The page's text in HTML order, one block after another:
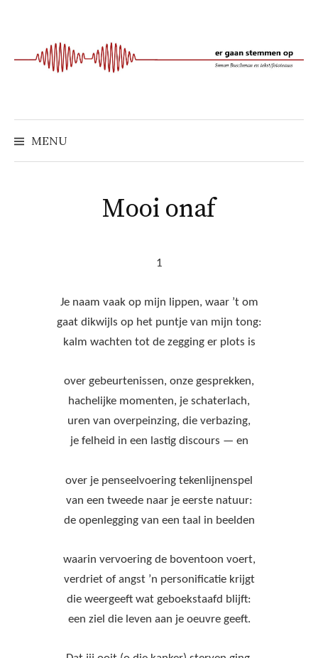
springen
MENU
Mooi onaf
1
Je naam vaak op mijn lippen, waar ’t om
gaat dikwijls op het puntje van mijn tong:
kalm wachten tot de zegging er plots is
over gebeurtenissen, onze gesprekken,
hachelijke momenten, je schaterlach,
uren van overpeinzing, die verbazing,
je felheid in een lastig discours — en
over je penseelvoering tekenlijnenspel
van een tweede naar je eerste natuur:
de openlegging van een taal in beelden
waarin vervoering de boventoon voert,
verdriet of angst ’n personificatie krijgt
die weergeeft wat geboekstaafd blijft:
een ziel die leven aan je oeuvre geeft.